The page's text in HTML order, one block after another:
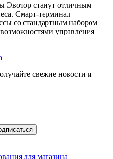
Эвотор станут отличным
Смарт-терминал
со стандартным набором
управления
свежие новости и